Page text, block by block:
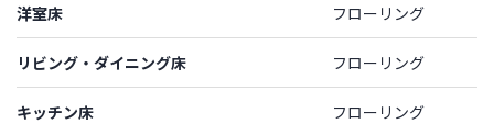
洋室床 フローリング
リビング・ダイニング床 フローリング
キッチン床 フローリング